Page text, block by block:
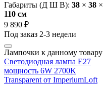
Габариты (Д Ш В): 38 × 38 ×
110 cм
9 890 ₽
Под заказ 2-3 недели
Лампочки к данному товару
Светодиодная лампа E27
мощность 6W 2700K
Transparent от ImperiumLoft